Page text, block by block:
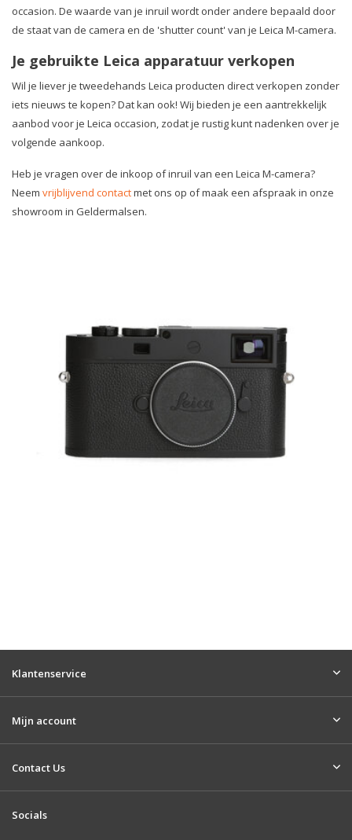
occasion. De waarde van je inruil wordt onder andere bepaald door
de staat van de camera en de 'shutter count' van je Leica M-camera.
Je gebruikte Leica apparatuur verkopen
Wil je liever je tweedehands Leica producten direct verkopen zonder
iets nieuws te kopen? Dat kan ook! Wij bieden je een aantrekkelijk
aanbod voor je Leica occasion, zodat je rustig kunt nadenken over je
volgende aankoop.
Heb je vragen over de inkoop of inruil van een Leica M-camera?
Neem vrijblijvend contactmet ons op of maak een afspraak in onze
showroom in Geldermalsen.
Klantenservice
Mijn account
Contact Us
Socials